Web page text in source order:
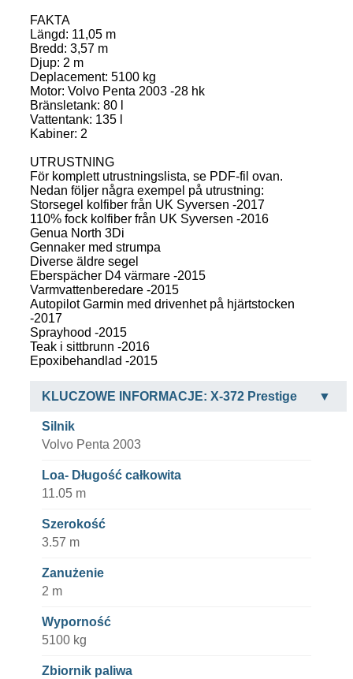
FAKTA
Längd: 11,05 m
Bredd: 3,57 m
Djup: 2 m
Deplacement: 5100 kg
Motor: Volvo Penta 2003 -28 hk
Bränsletank: 80 l
Vattentank: 135 l
Kabiner: 2
UTRUSTNING
För komplett utrustningslista, se PDF-fil ovan.
Nedan följer några exempel på utrustning:
Storsegel kolfiber från UK Syversen -2017
110% fock kolfiber från UK Syversen -2016
Genua North 3Di
Gennaker med strumpa
Diverse äldre segel
Eberspächer D4 värmare -2015
Varmvattenberedare -2015
Autopilot Garmin med drivenhet på hjärtstocken
-2017
Sprayhood -2015
Teak i sittbrunn -2016
Epoxibehandlad -2015
KLUCZOWE INFORMACJE: X-372 Prestige
Silnik
Volvo Penta 2003
Loa- Długość całkowita
11.05 m
Szerokość
3.57 m
Zanużenie
2 m
Wyporność
5100 kg
Zbiornik paliwa